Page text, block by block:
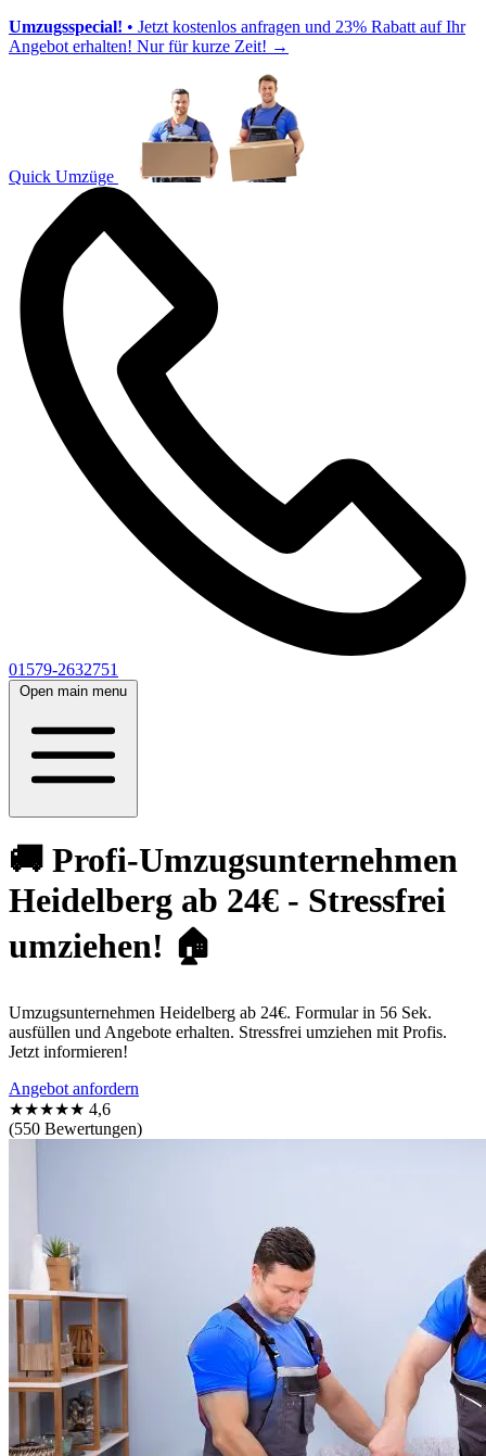
Umzugsspecial! • Jetzt kostenlos anfragen und 23% Rabatt auf Ihr
Angebot erhalten! Nur für kurze Zeit! →
Quick Umzüge
01579-2632751
Open main menu
🚚 Profi-Umzugsunternehmen
Heidelberg ab 24€ - Stressfrei
umziehen! 🏠
Umzugsunternehmen Heidelberg ab 24€. Formular in 56 Sek.
ausfüllen und Angebote erhalten. Stressfrei umziehen mit Profis.
Jetzt informieren!
Angebot anfordern
★★★★★ 4,6
(550 Bewertungen)